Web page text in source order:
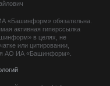
«Башинформ» обязательна.
активная гиперссылка
в целях, не
или цитировании,
АО ИА «Башинформ».